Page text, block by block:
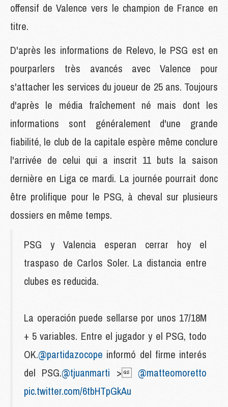
offensif de Valence vers le champion de France en
titre.
D'après les informations de Relevo, le PSG est en
pourparlers très avancés avec Valence pour
s'attacher les services du joueur de 25 ans. Toujours
d'après le média fraîchement né mais dont les
informations sont généralement d'une grande
fiabilité, le club de la capitale espère même conclure
l'arrivée de celui qui a inscrit 11 buts la saison
dernière en Liga ce mardi. La journée pourrait donc
être prolifique pour le PSG, à cheval sur plusieurs
dossiers en même temps.
PSG y Valencia esperan cerrar hoy el
traspaso de Carlos Soler. La distancia entre
clubes es reducida.
La operación puede sellarse por unos 17/18M
+ 5 variables. Entre el jugador y el PSG, todo
OK.@partidazocope informó del firme interés
del PSG.@tjuanmarti > @matteomoretto
pic.twitter.com/6tbHTpGkAu